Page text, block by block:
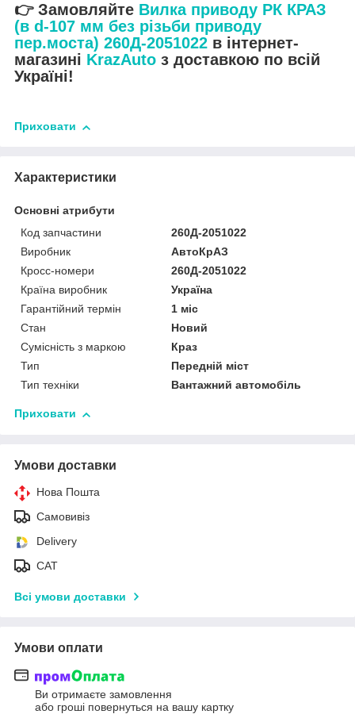
👉 Замовляйте Вилка приводу РК КРАЗ
(в d-107 мм без різьби приводу
пер.моста) 260Д-2051022 в інтернет-
магазині KrazAuto з доставкою по всій
Україні!
Приховати
Характеристики
Основні атрибути
Код запчастини
260Д-2051022
Виробник
АвтоКрАЗ
Кросс-номери
260Д-2051022
Країна виробник
Україна
Гарантійний термін
1 міс
Стан
Новий
Сумісність з маркою
Краз
Тип
Передній міст
Тип техніки
Вантажний автомобіль
Приховати
Умови доставки
Нова Пошта
Самовивіз
Delivery
САТ
Всі умови доставки
Умови оплати
Ви отримаєте замовлення
або гроші повернуться на вашу картку